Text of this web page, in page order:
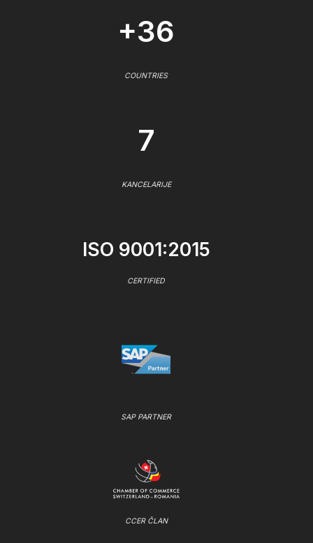
+36
COUNTRIES
7
KANCELARIJE
ISO 9001:2015
CERTIFIED
SAP PARTNER
CCER ČLAN